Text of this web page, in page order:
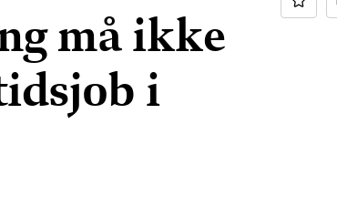
må ikke
i